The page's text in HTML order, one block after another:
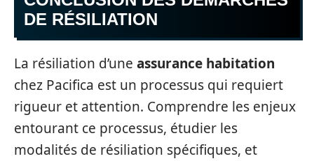
DE RÉSILIATION
La résiliation d’une assurance habitation
chez Pacifica est un processus qui requiert
rigueur et attention. Comprendre les enjeux
entourant ce processus, étudier les
modalités de résiliation spécifiques, et